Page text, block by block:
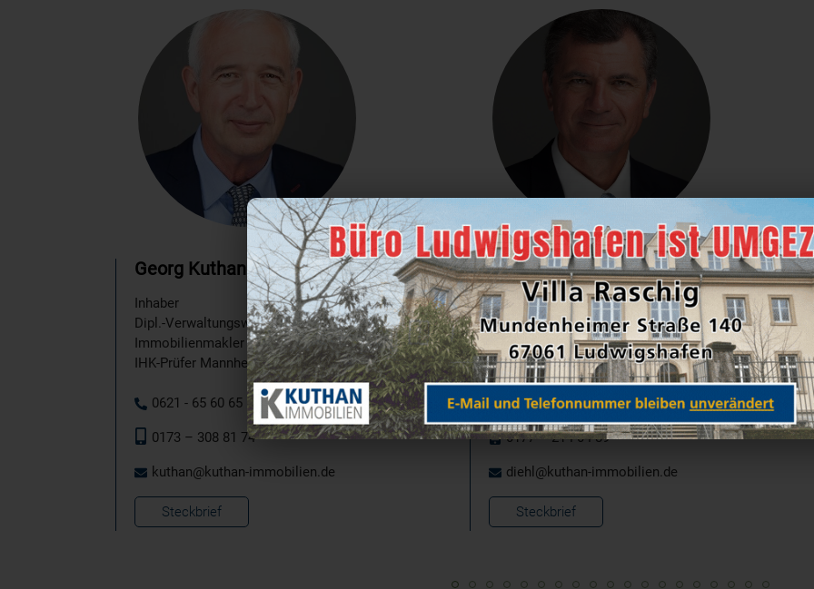
Georg Kuthan
Inhaber
Dipl.-Verwaltungswirt,
Immobilienmakler
IHK-Prüfer Mannheim
0621 - 65 60 65
0173 – 308 81 74
kuthan@kuthan-immobilien.de
Steckbrief
Holger Diehl
Niederlassungsleiter Ludwigshafen
Bankkaufmann, Immobilienmakler
0621 - 65 60 65
0177 – 214 04 89
diehl@kuthan-immobilien.de
Steckbrief